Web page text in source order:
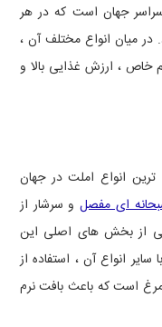
جهان است که در هر
میان انواع مختلف آن ،
خاص ، ارزش غذایی بالا و
انواع املت در جهان
ای مفصلو سرشار از
از بخش‌ های اصلی این
انواع آن ، استفاده از
مرغ است که باعث بافت نرم